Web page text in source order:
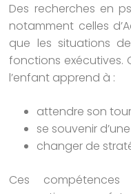
Des recherches en
notamment celles
que les situations
fonctions exécutives.
l’enfant apprend à :
attendre son tour
se souvenir
changer de
Ces